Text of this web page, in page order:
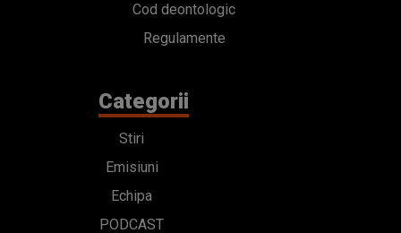
Cod deontologic
Regulamente
Categorii
Stiri
Emisiuni
Echipa
PODCAST